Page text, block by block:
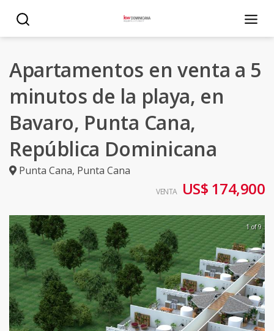
Apartamentos en venta a 5
minutos de la playa, en
Bavaro, Punta Cana,
República Dominicana
Punta Cana, Punta Cana
VENTA US$ 174,900
1 of 9